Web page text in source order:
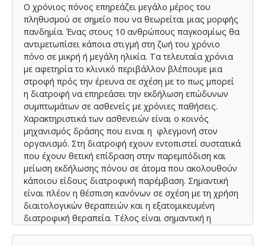
Ο χρόνιος πόνος επηρεάζει μεγάλο μέρος του
πληθυσμού σε σημείο που να θεωρείται μιας μορφής
πανδημία. Ένας στους 10 ανθρώπους παγκοσμίως θα
αντιμετωπίσει κάποια στιγμή στη ζωή του χρόνιο
πόνο σε μικρή ή μεγάλη ηλικία. Τα τελευταία χρόνια
με αφετηρία το κλινικό περιβάλλον βλέπουμε μια
στροφή πρός την έρευνα σε σχέση με το πως μπορεί
η διατροφή να επηρεάσει την εκδήλωση επώδυνων
συμπτωμάτων σε ασθενείς με χρόνιες παθήσεις.
Χαρακτηριστικά των ασθενειών είναι ο κοινός
μηχανισμός δράσης που ειναι η φλεγμονή στον
οργανισμό. Στη διατροφή εχουν εντοπιστεί συστατικά
που έχουν θετική επίδραση στην παρεμπόδιση και
μείωση εκδήλωσης πόνου σε άτομα που ακολουθούν
κάποιου είδους διατροφική παρέμβαση. Σημαντική
είναι πλέον η θέσπιση κανόνων σε σχέση με τη χρήση
διαιτολογικών θεραπειών και η εξατομικευμένη
διατροφική θεραπεία. Τέλος είναι σημαντική η